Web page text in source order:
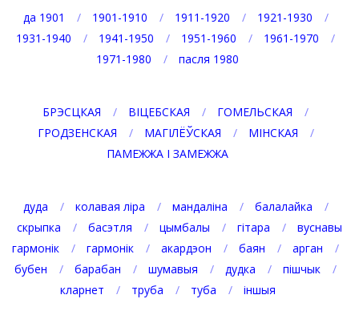
да 1901 1901-1910 1911-1920
1921-1930
1931-1940
1941-1950 1951-1960
1961-1970
1971-1980
пасля 1980
БРЭСЦКАЯ ВІЦЕБСКАЯ
ГОМЕЛЬСКАЯ
ГРОДЗЕНСКАЯ
МАГІЛЁЎСКАЯ
МІНСКАЯ
ПАМЕЖЖА І ЗАМЕЖЖА
дуда колавая ліра мандаліна
балалайка
скрыпка
басэтля цымбалы гітара
вуснавы
гармонік
гармонік акардэон баян
арган
бубен
барабан шумавыя дудка
пішчык
кларнет
труба туба іншыя